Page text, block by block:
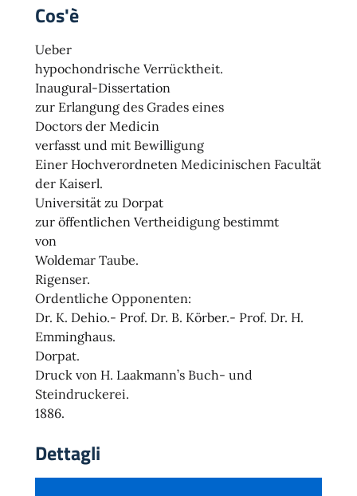
Cos'è
Ueber
hypochondrische Verrücktheit.
Inaugural-Dissertation
zur Erlangung des Grades eines
Doctors der Medicin
verfasst und mit Bewilligung
Einer Hochverordneten Medicinischen Facultät
der Kaiserl.
Universität zu Dorpat
zur öffentlichen Vertheidigung bestimmt
von
Woldemar Taube.
Rigenser.
Ordentliche Opponenten:
Dr. K. Dehio.- Prof. Dr. B. Körber.- Prof. Dr. H.
Emminghaus.
Dorpat.
Druck von H. Laakmann’s Buch- und
Steindruckerei.
1886.
Dettagli